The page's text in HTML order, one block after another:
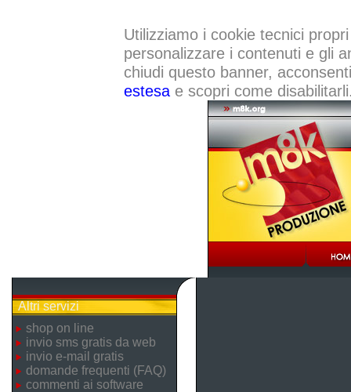
Utilizziamo i cookie tecnici
personalizzare i contenuti e gli
chiudi questo banner,
estesae scopri come
Altri servizi
shop on line
invio sms gratis da web
invio e-mail gratis
domande frequenti (FAQ)
commenti ai software